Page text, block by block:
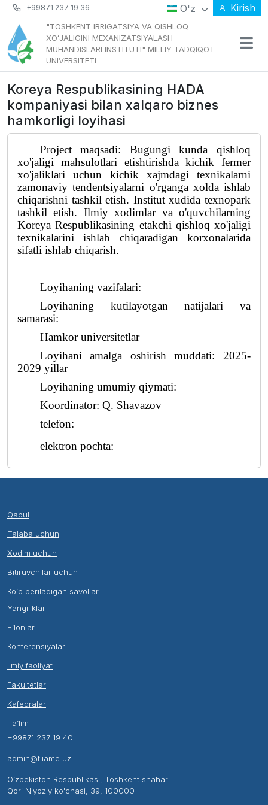
+99871 237 19 36 O'z Kirish
"TOSHKENT IRRIGATSIYA VA QISHLOQ
XOʻJALIGINI MEXANIZATSIYALASH
MUHANDISLARI INSTITUTI" MILLIY TADQIQOT
UNIVERSITETI
Koreya Respublikasining HADA
kompaniyasi bilan xalqaro biznes
hamkorligi loyihasi
Project maqsadi: Bugungi kunda qishloq
xo'jaligi mahsulotlari etishtirishda kichik fermer
xo'jaliklari uchun kichik xajmdagi texnikalarni
zamonaviy tendentsiyalarni o'rganga xolda ishlab
chiqarishni tashkil etish. Institut xudida texnopark
tashkil etish. Ilmiy xodimlar va o'quvchilarning
Koreya Respublikasining etakchi qishloq xo'jaligi
texnikalarini ishlab chiqaradigan korxonalarida
sifatli ishlab chiqarish.
Loyihaning vazifalari:
Loyihaning kutilayotgan natijalari va
samarasi:
Hamkor universitetlar
Loyihani amalga oshirish muddati: 2025-
2029 yillar
Loyihaning umumiy qiymati:
Koordinator: Q. Shavazov
telefon:
elektron pochta:
Qabul
Talaba uchun
Xodim uchun
Bitiruvchilar uchun
Ko’p beriladigan savollar
Yangiliklar
E’lonlar
Konferensiyalar
Ilmiy faoliyat
Fakultetlar
Kafedralar
Ta’lim
+99871 237 19 40
admin@tiiame.uz
O’zbekiston Respublikasi, Toshkent shahar
Qori Niyoziy ko'chasi, 39, 100000